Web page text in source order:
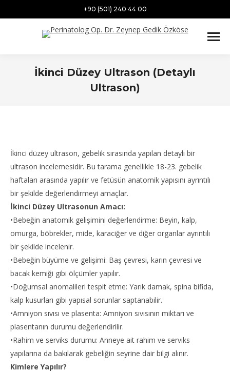
+90 (501) 240 44 00
İkinci Düzey Ultrason (Detaylı
Ultrason)
İkinci düzey ultrason, gebelik sırasında yapılan detaylı bir
ultrason incelemesidir. Bu tarama genellikle 18-23. gebelik
haftaları arasında yapılır ve fetüsün anatomik yapısını ayrıntılı
bir şekilde değerlendirmeyi amaçlar.
İkinci Düzey Ultrasonun Amacı:
•Bebeğin anatomik gelişimini değerlendirme: Beyin, kalp,
omurga, böbrekler, mide, karaciğer ve diğer organlar ayrıntılı
bir şekilde incelenir.
•Bebeğin büyüme ve gelişimi: Baş çevresi, karın çevresi ve
bacak kemiği gibi ölçümler yapılır.
•Doğumsal anomalileri tespit etme: Yarık damak, spina bifida,
kalp kusurları gibi yapısal sorunlar saptanabilir.
•Amniyon sıvısı ve plasenta: Amniyon sıvısının miktarı ve
plasentanın durumu değerlendirilir.
•Rahim ve serviks durumu: Anneye ait rahim ve serviks
yapılarına da bakılarak gebeliğin seyrine dair bilgi alınır.
Kimlere Yapılır?